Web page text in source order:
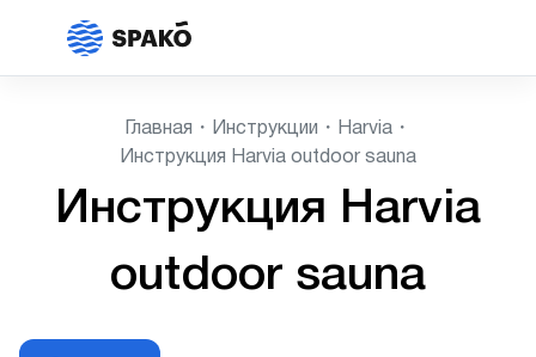
Главная Инструкции
Harvia
Инструкция Harvia outdoor sauna
Инструкция Harvia
outdoor sauna